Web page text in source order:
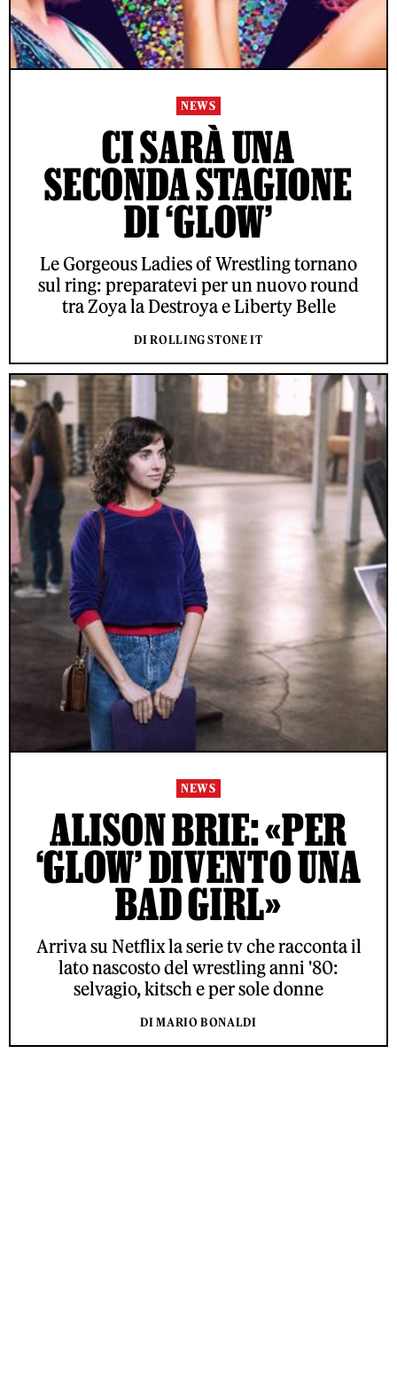
NEWS
CI SARÀ UNA
SECONDA STAGIONE
DI ‘GLOW’
Le Gorgeous Ladies of Wrestling tornano
sul ring: preparatevi per un nuovo round
tra Zoya la Destroya e Liberty Belle
DI ROLLING STONE IT
NEWS
ALISON BRIE: «PER
‘GLOW’ DIVENTO UNA
BAD GIRL»
Arriva su Netflix la serie tv che racconta il
lato nascosto del wrestling anni '80:
selvagio, kitsch e per sole donne
DI MARIO BONALDI